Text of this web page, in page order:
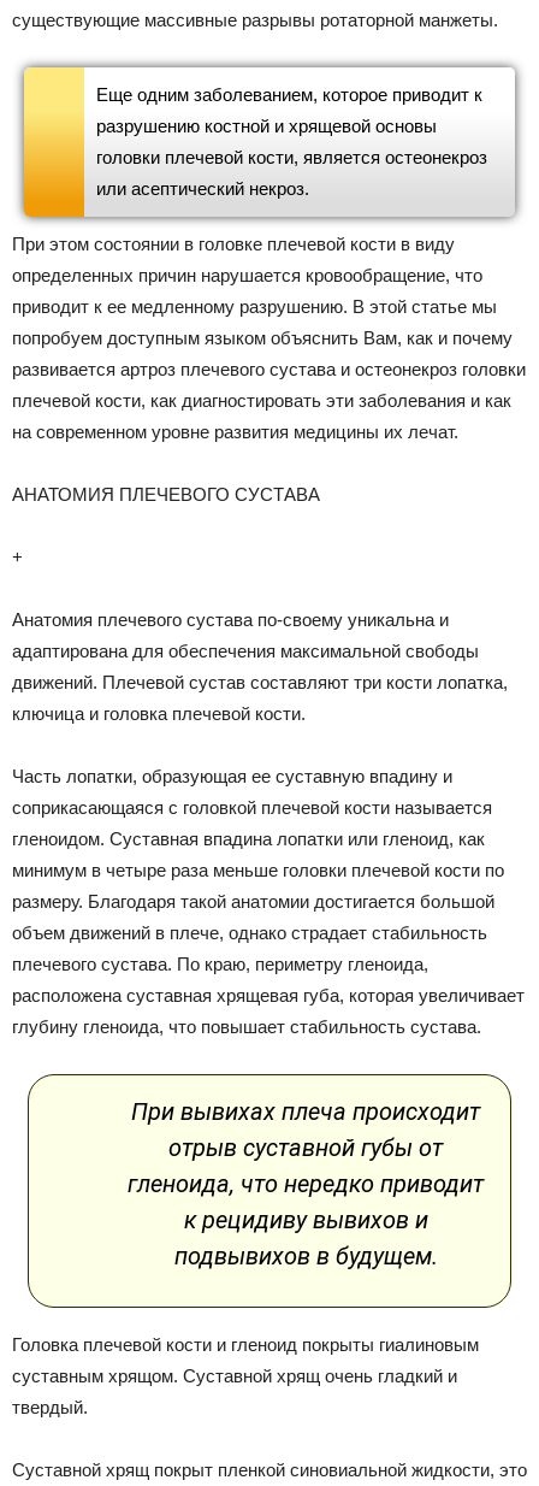
существующие массивные разрывы ротаторной манжеты.
Еще одним заболеванием, которое приводит к
разрушению костной и хрящевой основы
головки плечевой кости, является остеонекроз
или асептический некроз.
При этом состоянии в головке плечевой кости в виду
определенных причин нарушается кровообращение, что
приводит к ее медленному разрушению. В этой статье мы
попробуем доступным языком объяснить Вам, как и почему
развивается артроз плечевого сустава и остеонекроз головки
плечевой кости, как диагностировать эти заболевания и как
на современном уровне развития медицины их лечат.
АНАТОМИЯ ПЛЕЧЕВОГО СУСТАВА
+
Анатомия плечевого сустава по-своему уникальна и
адаптирована для обеспечения максимальной свободы
движений. Плечевой сустав составляют три кости лопатка,
ключица и головка плечевой кости.
Часть лопатки, образующая ее суставную впадину и
соприкасающаяся с головкой плечевой кости называется
гленоидом. Суставная впадина лопатки или гленоид, как
минимум в четыре раза меньше головки плечевой кости по
размеру. Благодаря такой анатомии достигается большой
объем движений в плече, однако страдает стабильность
плечевого сустава. По краю, периметру гленоида,
расположена суставная хрящевая губа, которая увеличивает
глубину гленоида, что повышает стабильность сустава.
При вывихах плеча происходит
отрыв суставной губы от
гленоида, что нередко приводит
к рецидиву вывихов и
подвывихов в будущем.
Головка плечевой кости и гленоид покрыты гиалиновым
суставным хрящом. Суставной хрящ очень гладкий и
твердый.
Суставной хрящ покрыт пленкой синовиальной жидкости, это